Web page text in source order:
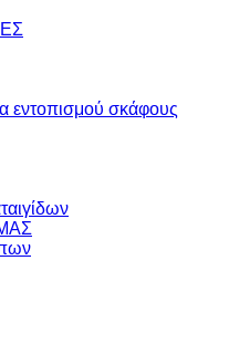
εντοπισμού σκάφους